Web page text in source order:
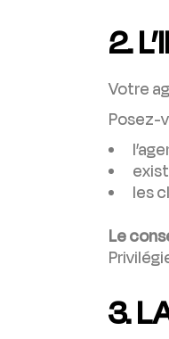
2.
Votre
Posez-
les
Le
3.